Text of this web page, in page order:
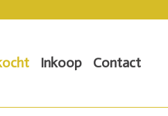
Inkoop Contact